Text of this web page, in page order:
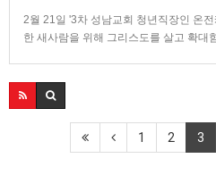
2월 21일 '3차 성남교회 청년직장인 온
한 새사람을 위해 그리스도를 살고 확대
옛사람 곧 옛사람의 생활방식을 벗어버
1 2 3